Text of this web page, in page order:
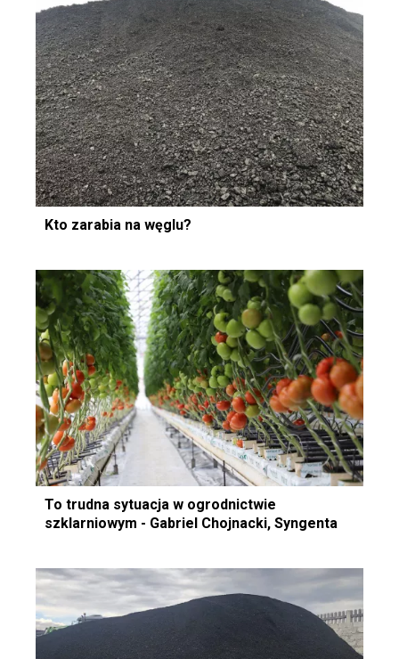
Kto zarabia na węglu?
To trudna sytuacja w ogrodnictwie
szklarniowym - Gabriel Chojnacki, Syngenta